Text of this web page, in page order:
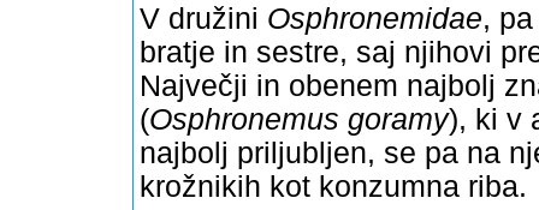
V družini Osphronemidae,
bratje in sestre, saj njihovi
Največji in obenem najbolj
(Osphronemus goramy), ki v
najbolj priljubljen, se pa na
krožnikih kot konzumna riba.